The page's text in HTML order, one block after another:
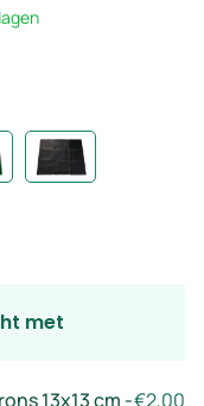
met
13x13 cm -€2,00